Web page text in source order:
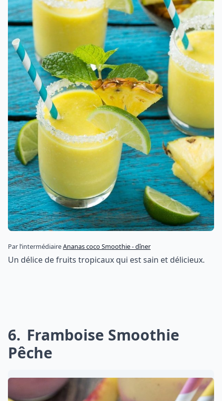
Par l’intermédiaireAnanas coco Smoothie - dîner
Un délice de fruits tropicaux qui est sain et délicieux.
6 Framboise Smoothie
Pêche